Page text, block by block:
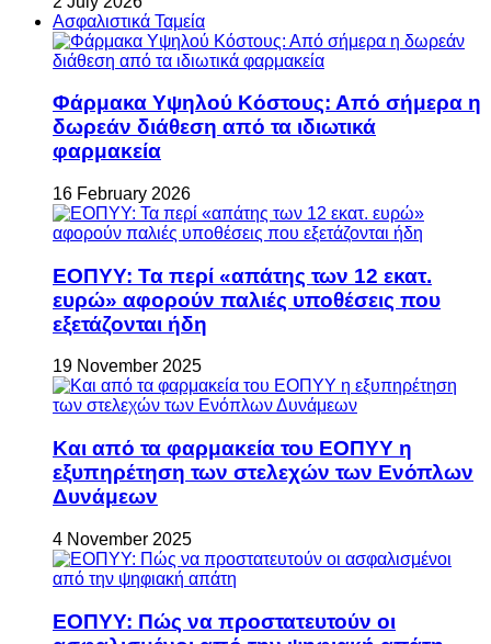
Ασφαλιστικά Ταμεία
Φάρμακα Υψηλού Κόστους: Από σήμερα η
δωρεάν διάθεση από τα ιδιωτικά
φαρμακεία
16 February 2026
ΕΟΠΥΥ: Τα περί «απάτης των 12 εκατ.
ευρώ» αφορούν παλιές υποθέσεις που
εξετάζονται ήδη
19 November 2025
Και από τα φαρμακεία του ΕΟΠΥΥ η
εξυπηρέτηση των στελεχών των Ενόπλων
Δυνάμεων
4 November 2025
ΕΟΠΥΥ: Πώς να προστατευτούν οι